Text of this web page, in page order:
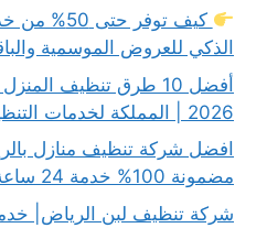
كيف توفر
الذكي للعروض الموسمية
أفضل 10 طرق تنظيف
2026 | المملكة لخدمات التنظيف
افضل شركة تنظيف منازل
مضمونة 100% خدمة 24 ساعة احجز الان
شركة تنظيف لبن الرياض|